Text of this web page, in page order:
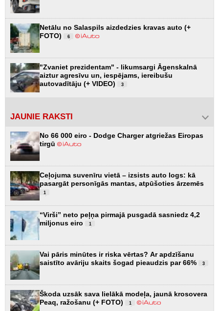
Netālu no Salaspils aizdedzies kravas auto (+
FOTO)
6
"Zvaniet prezidentam" - likumsargi Āgenskalnā
aiztur agresīvu un, iespējams, iereibušu
autovadītāju (+ VIDEO)
3
JAUNIE RAKSTI
No 66 000 eiro - Dodge Charger atgriežas Eiropas
tirgū
Ceļojuma suvenīru vietā – izsists auto logs: kā
pasargāt personīgās mantas, atpūšoties ārzemēs
1
“Virši” neto peļņa pirmajā pusgadā sasniedz 4,2
miljonus eiro
1
Vai pāris minūtes ir riska vērtas? Ar apdzīšanu
saistīto avāriju skaits šogad pieaudzis par 66%
3
Škoda uzsāk sava lielākā modeļa, jaunā krosovera
Peaq, ražošanu (+ FOTO)
1